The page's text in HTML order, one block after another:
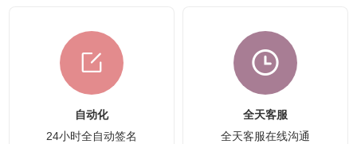
自动化
24小时全自动签名
全天客服
全天客服在线沟通